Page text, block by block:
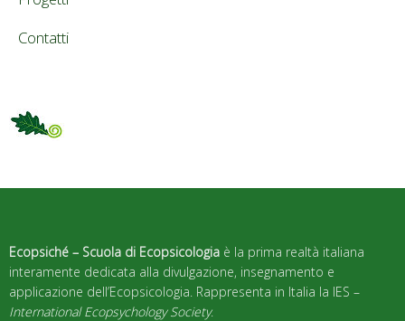
Contatti
Ecopsiché – Scuola di Ecopsicologia è la prima realtà italiana
interamente dedicata alla divulgazione, insegnamento e
applicazione dell’Ecopsicologia. Rappresenta in Italia la IES –
International Ecopsychology Society.